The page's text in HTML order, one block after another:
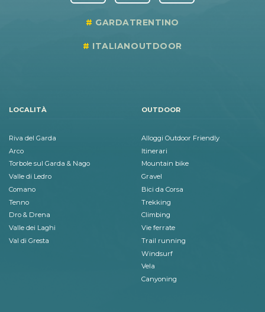
GARDATRENTINO
ITALIANOUTDOOR
LOCALITÀ
Riva del Garda
Arco
Torbole sul Garda & Nago
Valle di Ledro
Comano
Tenno
Dro & Drena
Valle dei Laghi
Val di Gresta
OUTDOOR
Alloggi Outdoor Friendly
Itinerari
Mountain bike
Gravel
Bici da Corsa
Trekking
Climbing
Vie ferrate
Trail running
Windsurf
Vela
Canyoning